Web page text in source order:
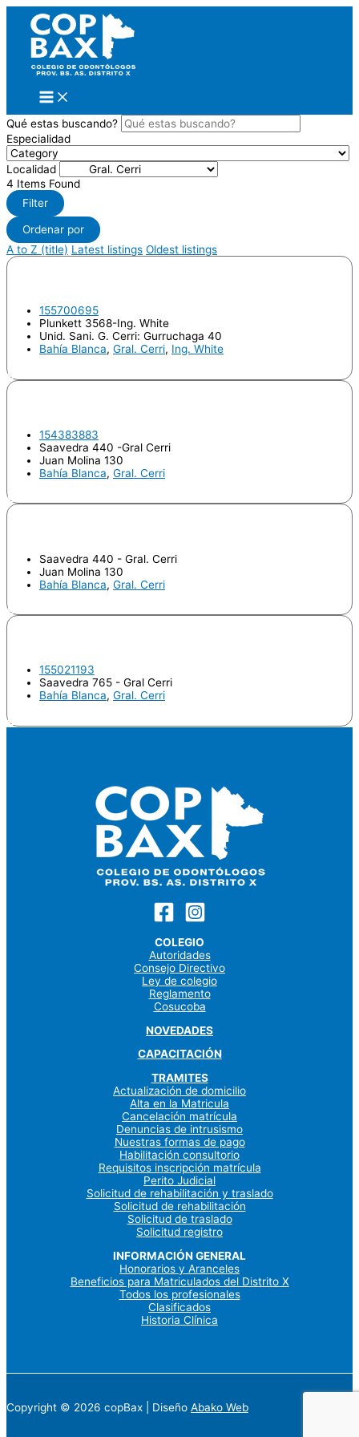
Ir
contenido
Qué estas buscando?
Especialidad
Localidad
4 Items Found
Filter
Ordenar por
A to Z (title) Latest listings Oldest listings
155700695
Plunkett 3568-Ing. White
Unid. Sani. G. Cerri: Gurruchaga 40
Bahía Blanca, Gral. Cerri, Ing. White
Odontologo
154383883
Saavedra 440 -Gral Cerri
Juan Molina 130
Bahía Blanca, Gral. Cerri
Odontologo
Saavedra 440 - Gral. Cerri
Juan Molina 130
Bahía Blanca, Gral. Cerri
Odontologo
155021193
Saavedra 765 - Gral Cerri
Bahía Blanca, Gral. Cerri
Odontologo
COLEGIO
Autoridades
Consejo Directivo
Ley de colegio
Reglamento
Cosucoba
NOVEDADES
CAPACITACIÓN
TRAMITES
Actualización de domicilio
Alta en la Matricula
Cancelación matrícula
Denuncias de intrusismo
Nuestras formas de pago
Habilitación consultorio
Requisitos inscripción matrícula
Perito Judicial
Solicitud de rehabilitación y traslado
Solicitud de rehabilitación
Solicitud de traslado
Solicitud registro
INFORMACIÓN GENERAL
Honorarios y Aranceles
Beneficios para Matriculados del Distrito X
Todos los profesionales
Clasificados
Historia Clínica
Copyright © 2026 copBax | Diseño Abako Web